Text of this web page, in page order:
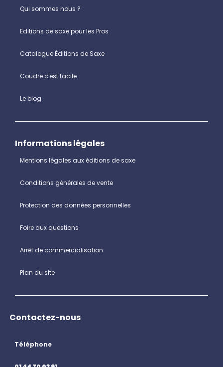
Qui sommes nous ?
Editions de saxe pour les Pros
Catalogue Éditions de Saxe
Coudre c'est facile
Le blog
Informations légales
Mentions légales aux éditions de saxe
Conditions générales de vente
Protection des données personnelles
Foire aux questions
Arrêt de commercialisation
Plan du site
Contactez-nous
Téléphone